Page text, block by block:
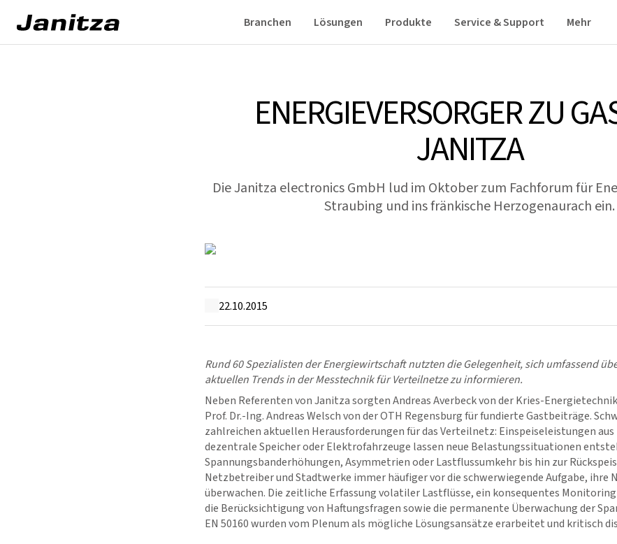
Branchen Lösungen Produkte Service & Support Mehr
ENERGIEVERSORGER ZU
JANITZA
Die Janitza electronics GmbH lud im Oktober zum Fachforum für
Straubing und ins fränkische Herzogenaurach ein.
22.10.2015
Rund 60 Spezialisten der Energiewirtschaft nutzten die Gelegenheit, sich umfassend
aktuellen Trends in der Messtechnik für Verteilnetze zu informieren.
Neben Referenten von Janitza sorgten Andreas Averbeck von der Kries-
Prof. Dr.-Ing. Andreas Welsch von der OTH Regensburg für fundierte Gastbeiträge.
zahlreichen aktuellen Herausforderungen für das Verteilnetz: Einspeiseleistungen aus
dezentrale Speicher oder Elektrofahrzeuge lassen neue Belastungssituationen
Spannungsbanderhöhungen, Asymmetrien oder Lastflussumkehr bis hin zur
Netzbetreiber und Stadtwerke immer häufiger vor die schwerwiegende Aufgabe, ihre
überwachen. Die zeitliche Erfassung volatiler Lastflüsse, ein konsequentes Monitoring
die Berücksichtigung von Haftungsfragen sowie die permanente Überwachung der
EN 50160 wurden vom Plenum als mögliche Lösungsansätze erarbeitet und kritisch